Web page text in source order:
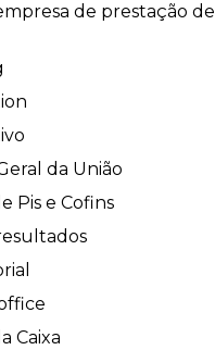
de prestação de
da União
Pis e Cofins
Caixa